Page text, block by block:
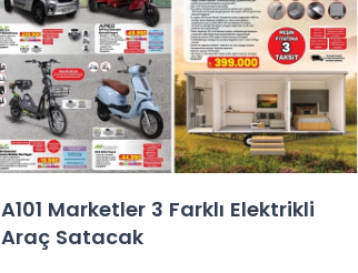
A101 Marketler 3 Farklı Elektrikli
Araç Satacak